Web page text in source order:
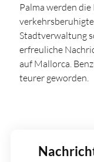
Palma werden
Stadtverwaltung
erfreuliche
auf Mallorca.
teurer geworden.